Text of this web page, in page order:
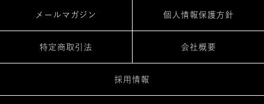
メールマガジン 個人情報保護方針
特定商取引法 会社概要
採用情報